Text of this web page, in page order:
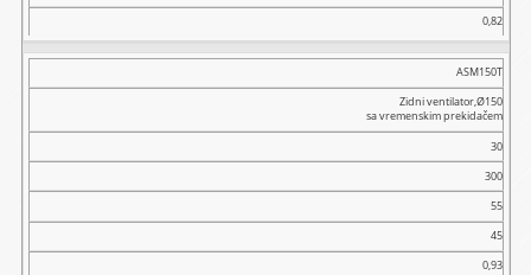
0,82
ASM150T
Zidni ventilator,Ø150
sa vremenskim prekidačem
30
300
55
45
0,93